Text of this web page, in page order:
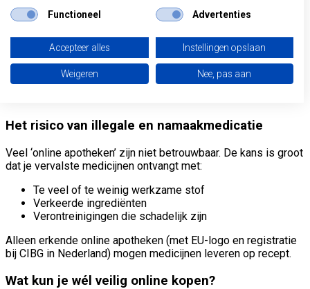
zonder recept verkrijgbaar, maar vaak onvoldoende bij
ernstige infecties.
gestart na bevestiging van de diagnose via een
laboratoriumtest.
Gebruik in combinatie met andere medicatie (bijv.
antidepressiva, cholesterolverlagers) kan gevaarlijke
Het risico van illegale en namaakmedicatie
Veel ‘online apotheken’ zijn niet betrouwbaar. De kans is groot
dat je vervalste medicijnen ontvangt met:
Te veel of te weinig werkzame stof
Verkeerde ingrediënten
Verontreinigingen die schadelijk zijn
Alleen erkende online apotheken (met EU-logo en registratie
bij CIBG in Nederland) mogen medicijnen leveren op recept.
Wat kun je wél veilig online kopen?
content te selecteren.
Gegevens kunnen buiten de Europese Unie worden gedeeld en naar de VS
Uw toestemming en het cookie zijn uitsluitend van toepassing op deze
website/app.
Bekijk partnerlijst (1013 IAB-verkopers)
Informatie op een apparaat opslaan en/of
openen
Beperkte gegevens gebruiken om
advertenties te selecteren
Profielen aanmaken ten behoeve van
gepersonaliseerde advertenties
Profielen gebruiken voor de selectie van
Functioneel Advertenties
Accepteer alles Instellingen opslaan
Weigeren Nee, pas aan